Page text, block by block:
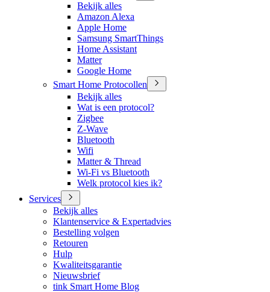
Bekijk alles
Amazon Alexa
Apple Home
Samsung SmartThings
Home Assistant
Matter
Google Home
Smart Home Protocollen
Bekijk alles
Wat is een protocol?
Zigbee
Z-Wave
Bluetooth
Wifi
Matter & Thread
Wi-Fi vs Bluetooth
Welk protocol kies ik?
Services
Bekijk alles
Klantenservice & Expertadvies
Bestelling volgen
Retouren
Hulp
Kwaliteitsgarantie
Nieuwsbrief
tink Smart Home Blog